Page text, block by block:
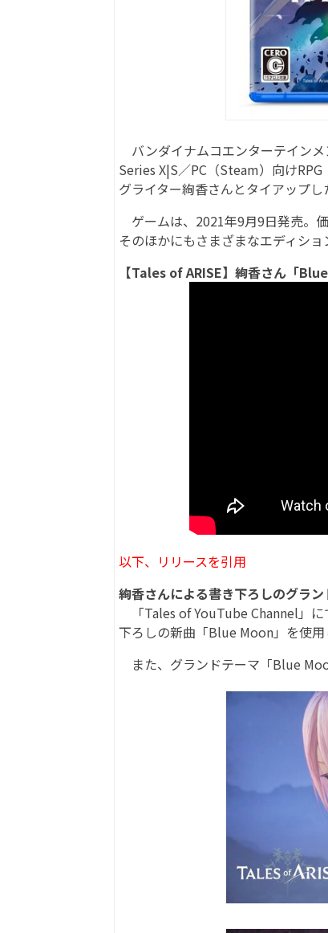
バンダイナムコエンターテイン
Series X|S／PC（Steam）向け
グライター絢香さんとタイアップ
ゲームは、2021年9月9日発売。
そのほかにもさまざまなエディシ
【Tales of ARISE】絢香さん「
以下、リリースを引用
絢香さんによる書き下ろしのグラ
「Tales of YouTube Channel」に
下ろしの新曲「Blue Moon」を使用
また、グランドテーマ「Blue